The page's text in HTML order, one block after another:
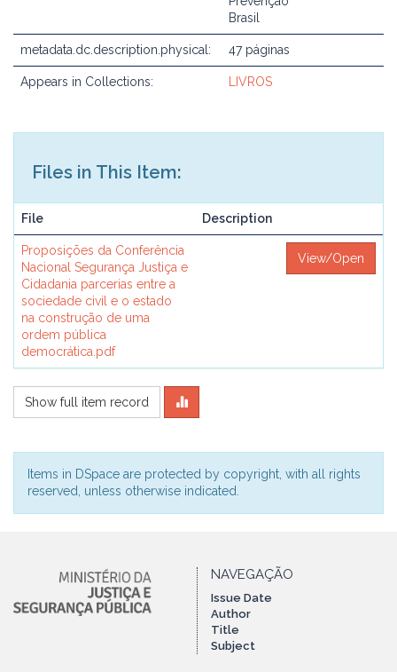
Brasil
metadata.dc.description.physical: 47 páginas
Appears in Collections: LIVROS
Files in This Item:
File Description
Proposições da Conferência
Nacional Segurança Justiça e
Cidadania parcerias entre a
sociedade civil e o estado
na construção de uma
ordem pública
democrática.pdf
View/Open
Show full item record
Items in DSpace are protected by copyright, with all rights
reserved, unless otherwise indicated.
NAVEGAÇÃO
Issue Date
Author
Title
Subject